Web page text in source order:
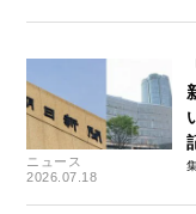
ニュース
2026.07.18